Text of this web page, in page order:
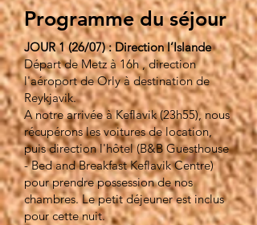
Programme du séjour
JOUR 1 (26/07) : Direction l’Islande
Départ de Metz à 16h , direction
l'aéroport de Orly à destination de
Reykjavik.
A notre arrivée à Keflavik (23h55), nous
récupérons les voitures de location,
puis direction l'hôtel (B&B Guesthouse
- Bed and Breakfast Keflavik Centre)
pour prendre possession de nos
chambres. Le petit déjeuner est inclus
pour cette nuit.